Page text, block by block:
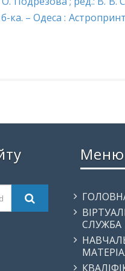
ка. – Одеса :
Меню
СЛУЖБА